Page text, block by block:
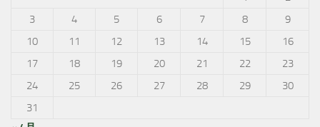
3
4 5 6 7 8
9
10
11 12 13 14 15
16
17
18 19 20 21 22
23
24
25 26 27 28 29
30
31